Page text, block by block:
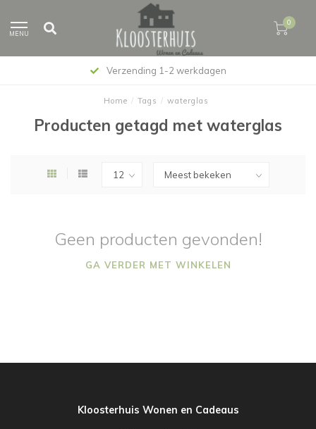
MENU
0
Verzending 1-2 werkdagen
Home / Tags / waterglas
Producten getagd met waterglas
Geen producten gevonden!
GA VERDER MET WINKELEN
Kloosterhuis Wonen en Cadeaus